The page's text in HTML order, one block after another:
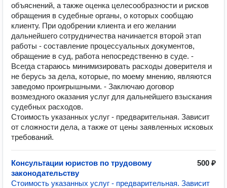
объяснений, а также оценка целесообразности и рисков
обращения в судебные органы, о которых сообщаю
клиенту. При одобрении клиента и его желании
дальнейшего сотрудничества начинается второй этап
работы - составление процессуальных документов,
обращение в суд, работа непосредственно в суде. -
Всегда стараюсь минимизировать расходы доверителя и
не берусь за дела, которые, по моему мнению, являются
заведомо проигрышными. - Заключаю договор
возмездного оказания услуг для дальнейшего взыскания
судебных расходов.
Стоимость указанных услуг - предварительная. Зависит
от сложности дела, а также от цены заявленных исковых
требований.
Консультации юристов по трудовому
законодательству
500 ₽
Стоимость указанных услуг - предварительная. Зависит